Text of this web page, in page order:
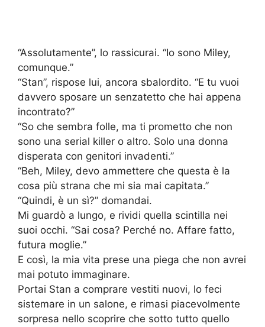
“Assolutamente”, lo rassicurai. “Io sono Miley,
comunque.”
“Stan”, rispose lui, ancora sbalordito. “E tu vuoi
davvero sposare un senzatetto che hai appena
incontrato?”
“So che sembra folle, ma ti prometto che non
sono una serial killer o altro. Solo una donna
disperata con genitori invadenti.”
“Beh, Miley, devo ammettere che questa è la
cosa più strana che mi sia mai capitata.”
“Quindi, è un sì?” domandai.
Mi guardò a lungo, e rividi quella scintilla nei
suoi occhi. “Sai cosa? Perché no. Affare fatto,
futura moglie.”
E così, la mia vita prese una piega che non avrei
mai potuto immaginare.
Portai Stan a comprare vestiti nuovi, lo feci
sistemare in un salone, e rimasi piacevolmente
sorpresa nello scoprire che sotto tutto quello